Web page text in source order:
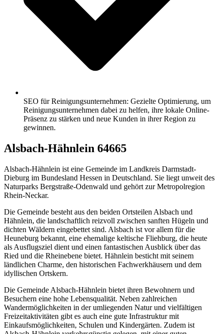
SEO für Reinigungsunternehmen: Gezielte Optimierung, um
Reinigungsunternehmen dabei zu helfen, ihre lokale Online-
Präsenz zu stärken und neue Kunden in ihrer Region zu
gewinnen.
Alsbach-Hähnlein 64665
Alsbach-Hähnlein ist eine Gemeinde im Landkreis Darmstadt-
Dieburg im Bundesland Hessen in Deutschland. Sie liegt unweit des
Naturparks Bergstraße-Odenwald und gehört zur Metropolregion
Rhein-Neckar.
Die Gemeinde besteht aus den beiden Ortsteilen Alsbach und
Hähnlein, die landschaftlich reizvoll zwischen sanften Hügeln und
dichten Wäldern eingebettet sind. Alsbach ist vor allem für die
Heuneburg bekannt, eine ehemalige keltische Fliehburg, die heute
als Ausflugsziel dient und einen fantastischen Ausblick über das
Ried und die Rheinebene bietet. Hähnlein besticht mit seinem
ländlichen Charme, den historischen Fachwerkhäusern und dem
idyllischen Ortskern.
Die Gemeinde Alsbach-Hähnlein bietet ihren Bewohnern und
Besuchern eine hohe Lebensqualität. Neben zahlreichen
Wandermöglichkeiten in der umliegenden Natur und vielfältigen
Freizeitaktivitäten gibt es auch eine gute Infrastruktur mit
Einkaufsmöglichkeiten, Schulen und Kindergärten. Zudem ist